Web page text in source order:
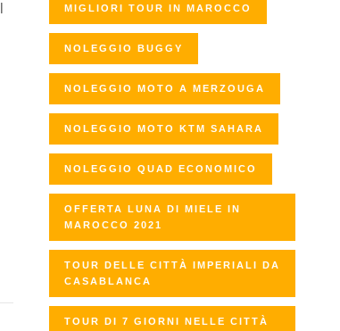
MIGLIORI TOUR IN MAROCCO
NOLEGGIO BUGGY
NOLEGGIO MOTO A MERZOUGA
NOLEGGIO MOTO KTM SAHARA
NOLEGGIO QUAD ECONOMICO
OFFERTA LUNA DI MIELE IN
MAROCCO 2021
TOUR DELLE CITTÀ IMPERIALI DA
CASABLANCA
TOUR DI 7 GIORNI NELLE CITTÀ